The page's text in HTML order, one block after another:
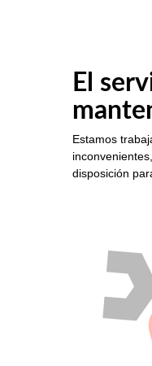
El
Estamos
disposición